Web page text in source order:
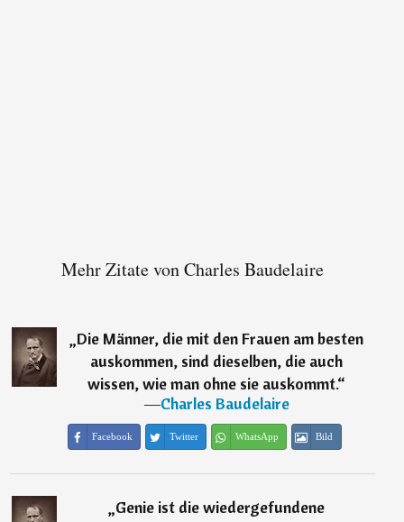
Mehr Zitate von Charles Baudelaire
„Die Männer, die mit den Frauen am besten
auskommen, sind dieselben, die auch
wissen, wie man ohne sie auskommt.“
―Charles Baudelaire
Facebook Twitter WhatsApp Bild
„Genie ist die wiedergefundene